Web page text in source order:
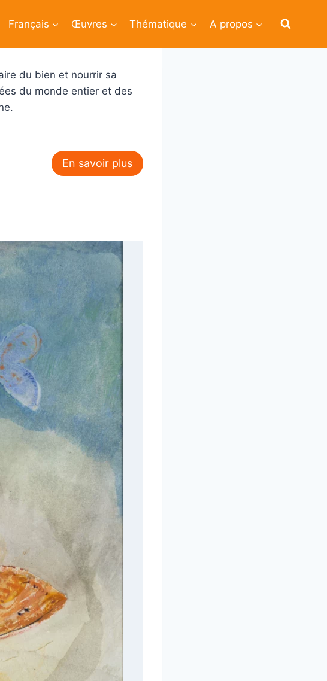
Français Œuvres Thématique A propos
du bien et nourrir sa
du monde entier et des
En savoir plus